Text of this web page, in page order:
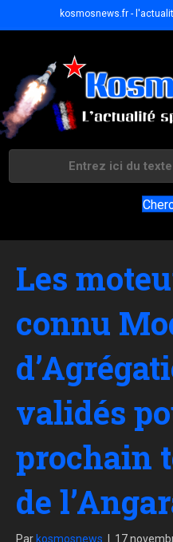
kosmosnews.fr -
Les
connu
validés
prochain
de
Par kosmosnews 17